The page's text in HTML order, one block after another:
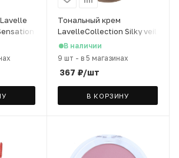
30
Тональный крем
LavelleCollection Silky veil
тон 06 легкий загар, 30
мл
В наличии
9 шт - в 5 магазинах
367 ₽/шт
В КОРЗИНУ